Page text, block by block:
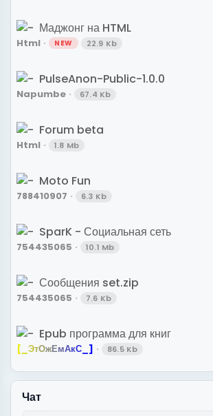
Маджонг на HTML
Html NEW 22.9 Kb
PulseAnon-Public-1.0.0
Napumbe 67.4 Kb
Forum beta
Html 1.8 Mb
Moto Fun
788410907 6.3 Kb
SparK - Социальная сеть
754435065 10.1 Mb
Сообщения set.zip
754435065 7.6 Kb
Epub программа для книг
[ ЭтОжЕмАкС ] 86.5 Kb
Чат